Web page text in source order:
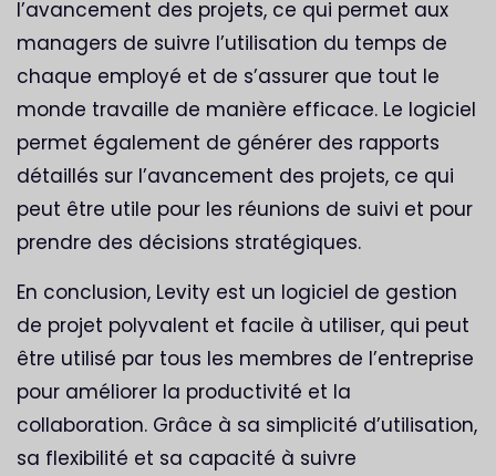
l’avancement des projets, ce qui permet aux
managers de suivre l’utilisation du temps de
chaque employé et de s’assurer que tout le
monde travaille de manière efficace. Le logiciel
permet également de générer des rapports
détaillés sur l’avancement des projets, ce qui
peut être utile pour les réunions de suivi et pour
prendre des décisions stratégiques.
En conclusion, Levity est un logiciel de gestion
de projet polyvalent et facile à utiliser, qui peut
être utilisé par tous les membres de l’entreprise
pour améliorer la productivité et la
collaboration. Grâce à sa simplicité d’utilisation,
sa flexibilité et sa capacité à suivre